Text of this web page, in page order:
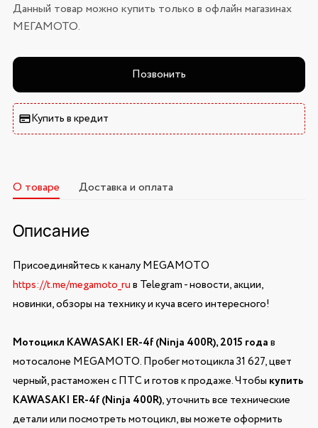
Данный товар можно купить только в офлайн магазинах
МЕГАМОТО.
Позвонить
Купить в кредит
О товаре Доставка и оплата
Описание
Присоединяйтесь к каналу MEGAMOTO
https://t.me/megamoto_ruв Telegram - новости, акции,
новинки, обзоры на технику и куча всего интересного!
Мотоцикл KAWASAKI ER-4f (Ninja 400R), 2015 годав
мотосалоне MEGAMOTO. Пробег мотоцикла 31 627, цвет
черный, растаможен с ПТС и готов к продаже. Чтобы купить
KAWASAKI ER-4f (Ninja 400R), уточнить все технические
детали или посмотреть мотоцикл, вы можете оформить